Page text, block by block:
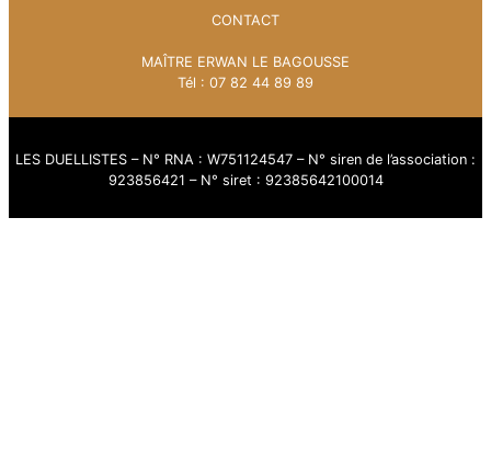
CONTACT
MAÎTRE ERWAN LE BAGOUSSE
Tél : 07 82 44 89 89
LES DUELLISTES – N° RNA : W751124547 – N° siren de l’association :
923856421 – N° siret : 92385642100014